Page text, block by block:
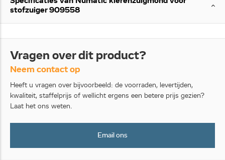
stofzuiger 909558
Vragen over dit product?
Neem contact op
Heeft u vragen over bijvoorbeeld: de voorraden, levertijden,
kwaliteit, staffelprijs of wellicht ergens een betere prijs gezien?
Laat het ons weten.
Email ons